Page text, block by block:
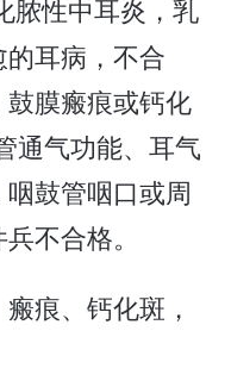
脓性中耳炎，乳
耳病，不合
膜瘢痕或钙化
通气功能、耳气
鼓管咽口或周
不合格。
痕、钙化斑，